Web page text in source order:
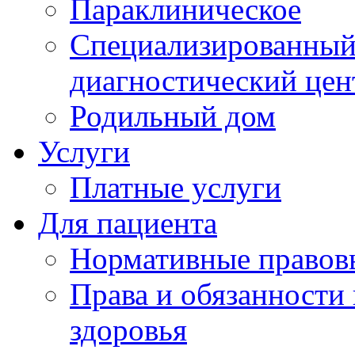
Параклиническое
диагностический
Родильный дом
Услуги
Платные услуги
Для пациента
Нормативные
Права и
здоровья